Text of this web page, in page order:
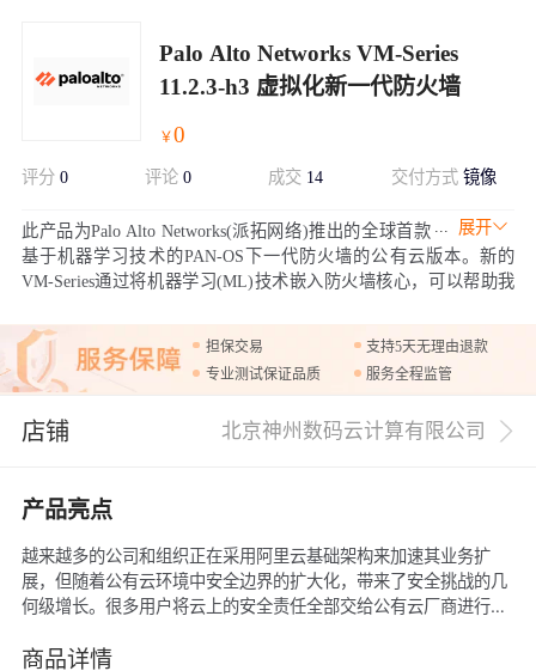
Palo Alto Networks VM-Series
11.2.3-h3 虚拟化新一代防火墙
￥0
评分 0 评论 0 成交 14 交付方式镜像
展开
此产品为Palo Alto Networks(派拓网络)推出的全球首款
基于机器学习技术的PAN-OS下一代防火墙的公有云版本。新的
VM-Series通过将机器学习(ML)技术嵌入防火墙核心，可以帮助我
全策略，从而为网络安全树立了新标杆。
担保交易
支持5天无理由退款
专业测试保证品质
服务全程监管
店铺 北京神州数码云计算有限公司
产品亮点
越来越多的公司和组织正在采用阿里云基础架构来加速其业务扩
展，但随着公有云环境中安全边界的扩大化，带来了安全挑战的几
何级增长。很多用户将云上的安全责任全部交给公有云厂商进行管
将主要聚焦于云上基础架构的安全，但基于流量和应用的安全，需
商品详情